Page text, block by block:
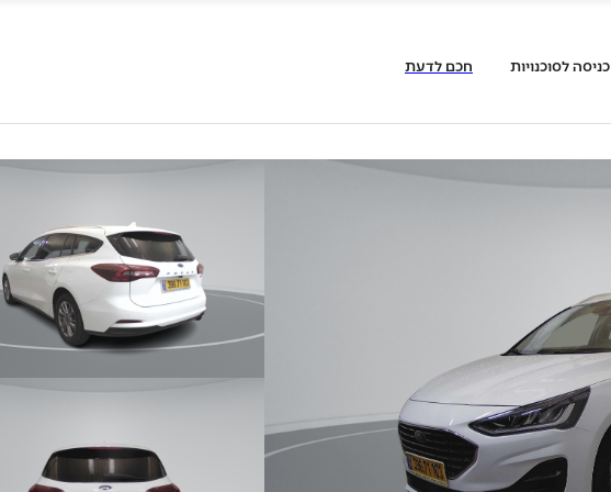
כניסה לסוכנויות חכם לדעת